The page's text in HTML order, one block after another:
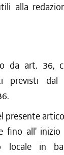
alla
da art. 36,
previsti dal
presente
fino all'
locale in